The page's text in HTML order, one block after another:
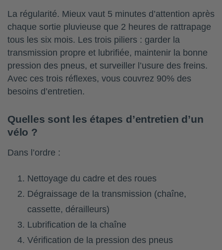
La régularité. Mieux vaut 5 minutes d’attention après
chaque sortie pluvieuse que 2 heures de rattrapage
tous les six mois. Les trois piliers : garder la
transmission propre et lubrifiée, maintenir la bonne
pression des pneus, et surveiller l’usure des freins.
Avec ces trois réflexes, vous couvrez 90% des
besoins d’entretien.
Quelles sont les étapes d’entretien d’un
vélo ?
Dans l’ordre :
Nettoyage du cadre et des roues
Dégraissage de la transmission (chaîne,
cassette, dérailleurs)
Lubrification de la chaîne
Vérification de la pression des pneus